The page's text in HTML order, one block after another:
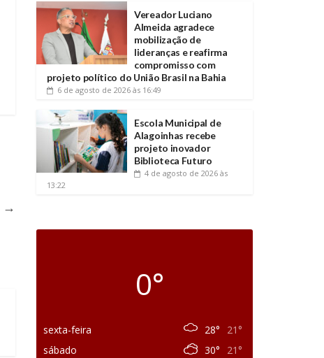
→
Vereador Luciano
Almeida agradece
mobilização de
lideranças e reafirma
compromisso com
projeto político do União Brasil na Bahia
6 de agosto de 2026 às 16:49
Escola Municipal de
Alagoinhas recebe
projeto inovador
Biblioteca Futuro
4 de agosto de 2026 às
13:22
0°
sexta-feira 28°
21°
sábado
30° 21°